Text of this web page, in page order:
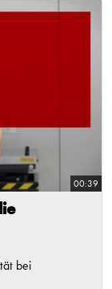
00:39
bei